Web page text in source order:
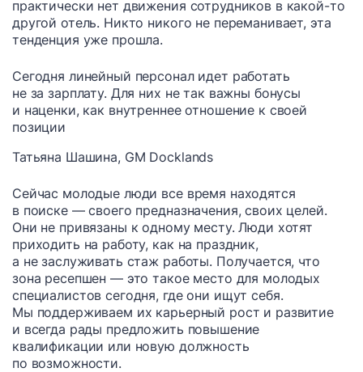
практически нет движения сотрудников в какой-то
другой отель. Никто никого не переманивает, эта
тенденция уже прошла.
Сегодня линейный персонал идет работать
не за зарплату. Для них не так важны бонусы
и наценки, как внутреннее отношение к своей
позиции
Татьяна Шашина, GM Docklands
Сейчас молодые люди все время находятся
в поиске — своего предназначения, своих целей.
Они не привязаны к одному месту. Люди хотят
приходить на работу, как на праздник,
а не заслуживать стаж работы. Получается, что
зона ресепшен — это такое место для молодых
специалистов сегодня, где они ищут себя.
Мы поддерживаем их карьерный рост и развитие
и всегда рады предложить повышение
квалификации или новую должность
по возможности.